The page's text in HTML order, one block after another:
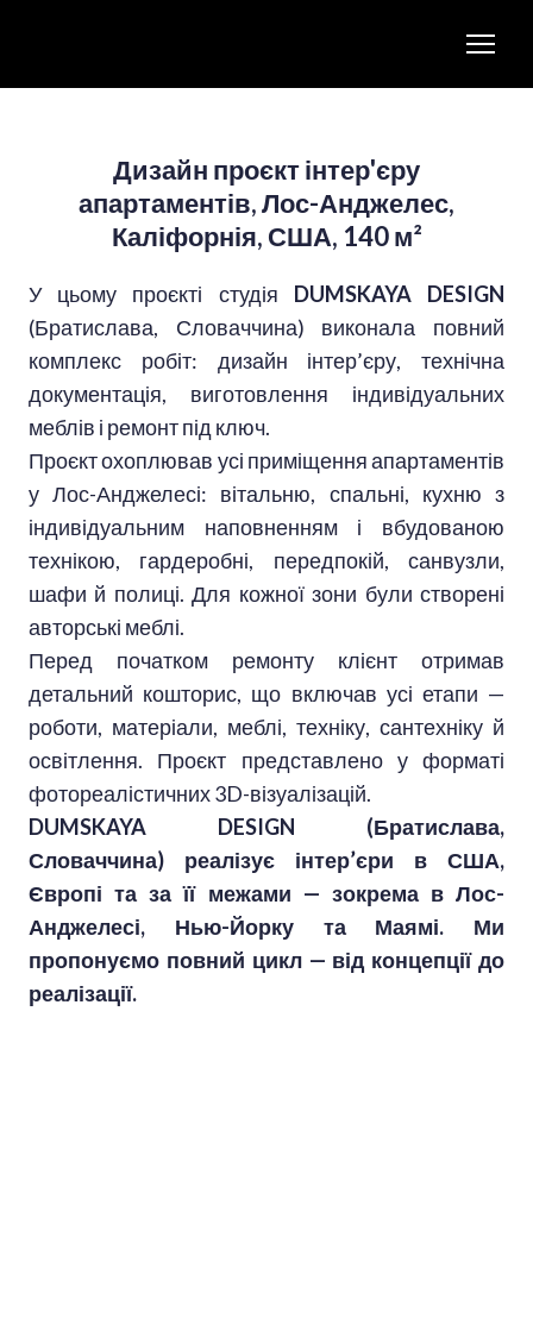
Дизайн проєкт інтер'єру
апартаментів, Лос-Анджелес,
Каліфорнія, США, 140 м²
У цьому проєкті студія DUMSKAYA DESIGN
(Братислава, Словаччина) виконала повний
комплекс робіт: дизайн інтер’єру, технічна
документація, виготовлення індивідуальних
меблів і ремонт під ключ.
Проєкт охоплював усі приміщення апартаментів
у Лос-Анджелесі: вітальню, спальні, кухню з
індивідуальним наповненням і вбудованою
технікою, гардеробні, передпокій, санвузли,
шафи й полиці. Для кожної зони були створені
авторські меблі.
Перед початком ремонту клієнт отримав
детальний кошторис, що включав усі етапи —
роботи, матеріали, меблі, техніку, сантехніку й
освітлення. Проєкт представлено у форматі
фотореалістичних 3D-візуалізацій.
DUMSKAYA DESIGN (Братислава,
Словаччина) реалізує інтер’єри в США,
Європі та за її межами — зокрема в Лос-
Анджелесі, Нью-Йорку та Маямі. Ми
пропонуємо повний цикл — від концепції до
реалізації.